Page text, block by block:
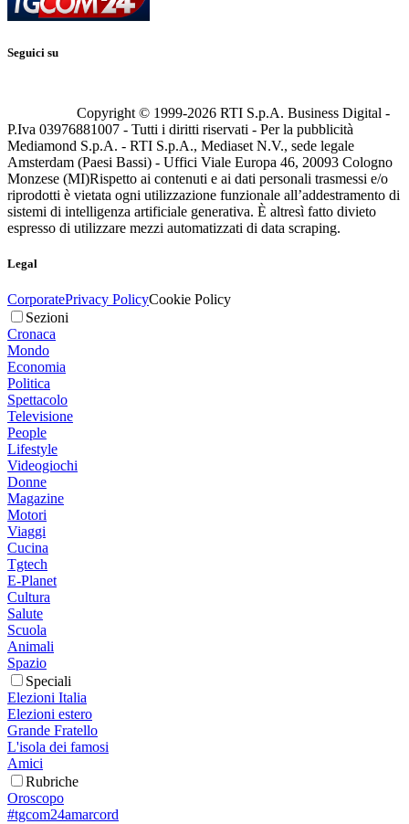
Seguici su
Copyright © 1999-2026 RTI S.p.A. Business Digital -
P.Iva 03976881007 - Tutti i diritti riservati - Per la pubblicità
Mediamond S.p.A. - RTI S.p.A., Mediaset N.V., sede legale
Amsterdam (Paesi Bassi) - Uffici Viale Europa 46, 20093 Cologno
Monzese (MI)Rispetto ai contenuti e ai dati personali trasmessi e/o
riprodotti è vietata ogni utilizzazione funzionale all’addestramento di
sistemi di intelligenza artificiale generativa. È altresì fatto divieto
espresso di utilizzare mezzi automatizzati di data scraping.
Legal
CorporatePrivacy PolicyCookie Policy
Sezioni
Cronaca
Mondo
Economia
Politica
Spettacolo
Televisione
People
Lifestyle
Videogiochi
Donne
Magazine
Motori
Viaggi
Cucina
Tgtech
E-Planet
Cultura
Salute
Scuola
Animali
Spazio
Speciali
Elezioni Italia
Elezioni estero
Grande Fratello
L'isola dei famosi
Amici
Rubriche
Oroscopo
#tgcom24amarcord